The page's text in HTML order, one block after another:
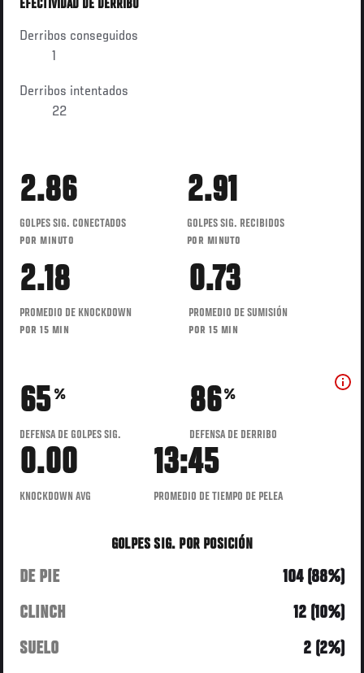
EFECTIVIDAD DE DERRIBO
Derribos conseguidos
1
Derribos intentados
22
2.86
GOLPES SIG. CONECTADOS
POR MINUTO
2.91
GOLPES SIG. RECIBIDOS
POR MINUTO
2.18
PROMEDIO DE KNOCKDOWN
POR 15 MIN
0.73
PROMEDIO DE SUMISIÓN
POR 15 MIN
65 %
DEFENSA DE GOLPES SIG.
86 %
DEFENSA DE DERRIBO
0.00
KNOCKDOWN AVG
13:45
PROMEDIO DE TIEMPO DE PELEA
GOLPES SIG. POR POSICIÓN
DE PIE
104 (88%)
CLINCH
12 (10%)
SUELO
2 (2%)